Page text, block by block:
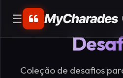
☰ MyCharades
Matemáticos
Coleção de desafios